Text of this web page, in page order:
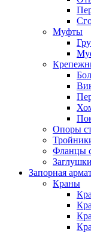
Муфты
Опоры
Фланцы
Запорная
Краны